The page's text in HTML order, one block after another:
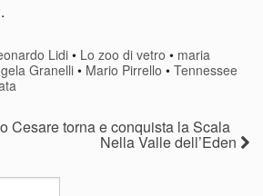
.
Lidi • Lo zoo di vetro • maria
Granelli • Mario Pirrello • Tennessee
Cesare torna e conquista la Scala
Nella Valle dell’Eden